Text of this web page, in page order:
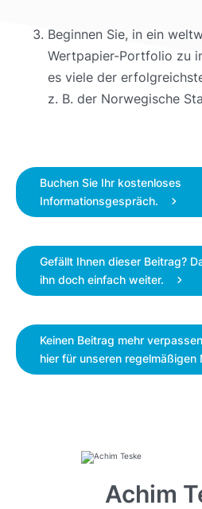
Beginnen Sie, in ein
Wertpapier-Portfolio zu
es viele der
z. B. der Norwegische
Buchen Sie Ihr kostenloses
Informationsgespräch.
Gefällt Ihnen dieser Beitrag?
ihn doch einfach weiter.
Keinen Beitrag mehr
hier für unseren regelmäßigen
Achim